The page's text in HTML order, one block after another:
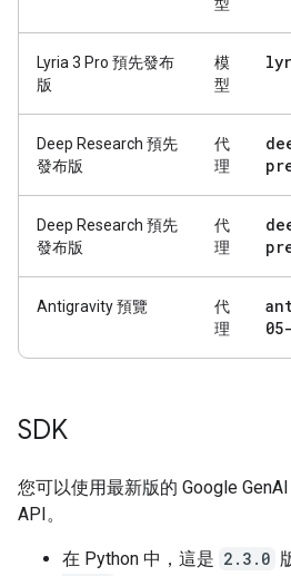
Lyria 3 Pro 預先發布
版
模
型
Deep Research 預先
發布版
代
理
Deep Research 預先
發布版
代
理
Antigravity 預覽
代
理
SDK
您可以使用最新版的 Google
API。
在 Python 中，這是 2.3.0